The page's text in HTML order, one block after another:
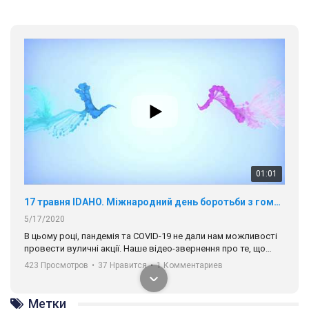
разом. Ми закликаємо всіх хто поділяє цінності рівності та
00:58
Зупинимо насильство проти ЛГБТ в Україні! Stop violence against LGBT in Ukraine!
6/30/2017
Емоційний та вражаючий промо-ролік на конкурс PACT, який
представляє програму "Гей-альянс Україна" з протидії
насильству проти ЛГБТ в Україні.
1.9K Просмотров
Метки